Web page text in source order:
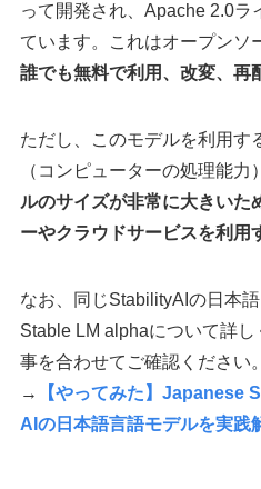
って開発され、Apache 2.0
ています。これはオープンソ
誰でも無料で利用、改変、再
ただし、このモデルを利用す
（コンピューターの処理能力
ルのサイズが非常に大きいた
ーやクラウドサービスを利用
なお、同じStabilityAIの日本
Stable LM alphaについて詳
事を合わせてご確認ください。
→
【やってみた】Japanese
AIの日本語言語モデルを実践